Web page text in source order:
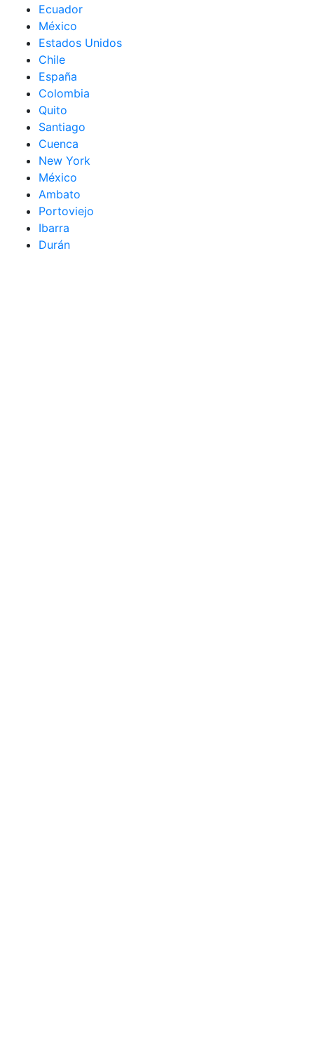
Ecuador
México
Estados Unidos
Chile
España
Colombia
Quito
Santiago
Cuenca
New York
México
Ambato
Portoviejo
Ibarra
Durán